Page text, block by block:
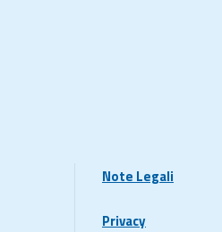
Note Legali
Privacy